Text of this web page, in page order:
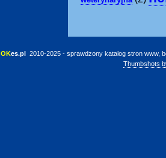
OKes.pl 2010-2025 - sprawdzony katalog stron www,
Thumbshots